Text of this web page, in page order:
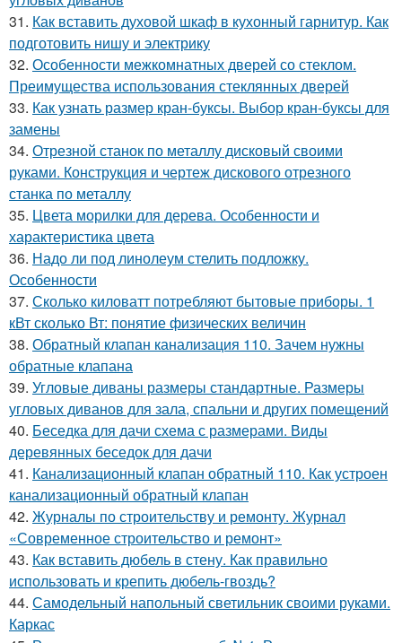
31. Как вставить духовой шкаф в кухонный гарнитур. Как
подготовить нишу и электрику
32. Особенности межкомнатных дверей со стеклом.
Преимущества использования стеклянных дверей
33. Как узнать размер кран-буксы. Выбор кран-буксы для
замены
34. Отрезной станок по металлу дисковый своими
руками. Конструкция и чертеж дискового отрезного
станка по металлу
35. Цвета морилки для дерева. Особенности и
характеристика цвета
36. Надо ли под линолеум стелить подложку.
Особенности
37. Сколько киловатт потребляют бытовые приборы. 1
кВт сколько Вт: понятие физических величин
38. Обратный клапан канализация 110. Зачем нужны
обратные клапана
39. Угловые диваны размеры стандартные. Размеры
угловых диванов для зала, спальни и других помещений
40. Беседка для дачи схема с размерами. Виды
деревянных беседок для дачи
41. Канализационный клапан обратный 110. Как устроен
канализационный обратный клапан
42. Журналы по строительству и ремонту. Журнал
«Современное строительство и ремонт»
43. Как вставить дюбель в стену. Как правильно
использовать и крепить дюбель-гвоздь?
44. Самодельный напольный светильник своими руками.
Каркас